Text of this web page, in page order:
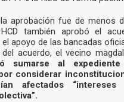
aprobación fue de menos
también aprobó el
apoyo de las bancadas
acuerdo, el vecino
sumarse al
considerar
afectados “intereses